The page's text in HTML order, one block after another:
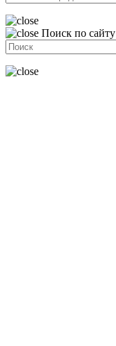
Поиск по сайту